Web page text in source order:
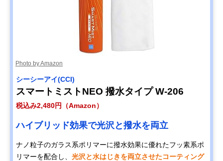
Photo by Amazon
シーシーアイ(CCI)
スマートミストNEO 撥水タイプ W-206
税込み2,480円（Amazon）
ハイブリッド効果で光沢と撥水を両立
ナノ粒子のガラス系ポリマーに撥水効果に優れたフッ素系ポ
リマーを配合し、 光沢と水はじきを両立させたコーティング